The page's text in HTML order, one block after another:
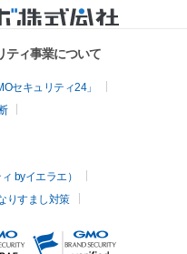
ティ事業について
セキュリティ24」
byイエラエ）
りすまし対策